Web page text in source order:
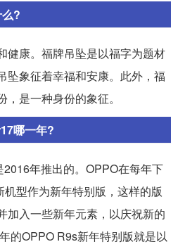
?
健康。福牌吊坠是以福字为题材
坠象征着幸福和安康。此外，福
是一种身份的象征。
哪一年?
年推出的。OPPO在每年下
型作为新年特别版，这样的版
加入一些新年元素，以庆祝新的
的OPPO R9s新年特别版就是以